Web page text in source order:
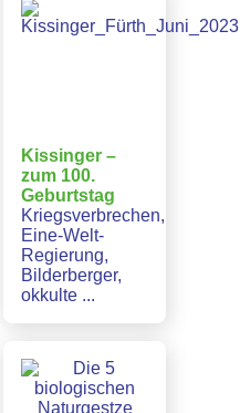
Kissinger –
zum 100.
Geburtstag
Kriegsverbrechen,
Eine-Welt-
Regierung,
Bilderberger,
okkulte ...